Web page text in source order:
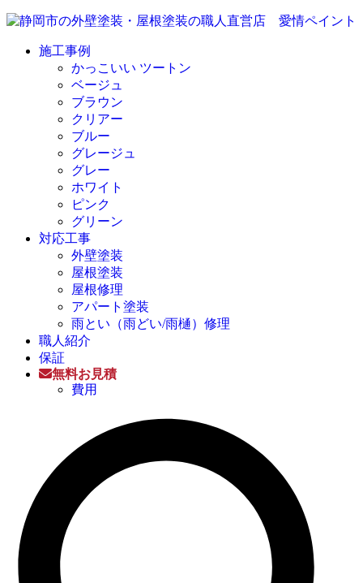
施工事例
かっこいい ツートン
ベージュ
ブラウン
クリアー
ブルー
グレージュ
グレー
ホワイト
ピンク
グリーン
対応工事
外壁塗装
屋根塗装
屋根修理
アパート塗装
雨とい（雨どい/雨樋）修理
職人紹介
保証
無料お見積
費用